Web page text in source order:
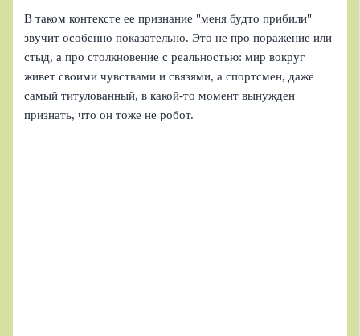
В таком контексте ее признание "меня будто прибили"
звучит особенно показательно. Это не про поражение или
стыд, а про столкновение с реальностью: мир вокруг
живет своими чувствами и связями, а спортсмен, даже
самый титулованный, в какой-то момент вынужден
признать, что он тоже не робот.